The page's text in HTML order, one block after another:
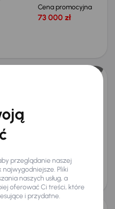
Cena promocyjna
73 000 zł
serwisowa
+6 kolejnych
Cena po obniżce
60 000 zł
przeglądanie naszej
najwygodniejsze. Pliki
naszych usług, a
oferować Ci treści, które
i przydatne.